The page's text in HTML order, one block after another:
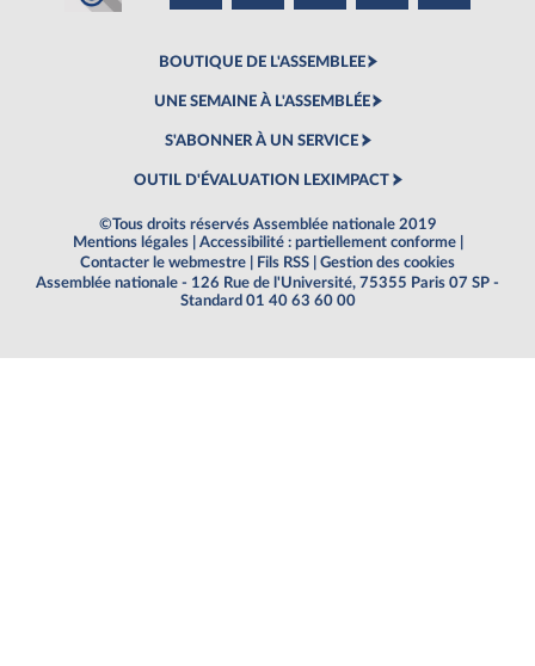
BOUTIQUE DE L'ASSEMBLEE
UNE SEMAINE À L'ASSEMBLÉE
S'ABONNER À UN SERVICE
OUTIL D'ÉVALUATION LEXIMPACT
©Tous droits réservés Assemblée nationale 2019
Mentions légales
Accessibilité : partiellement conforme
Contacter le webmestre
Fils RSS
Gestion des cookies
Assemblée nationale - 126 Rue de l'Université, 75355 Paris 07 SP -
Standard 01 40 63 60 00